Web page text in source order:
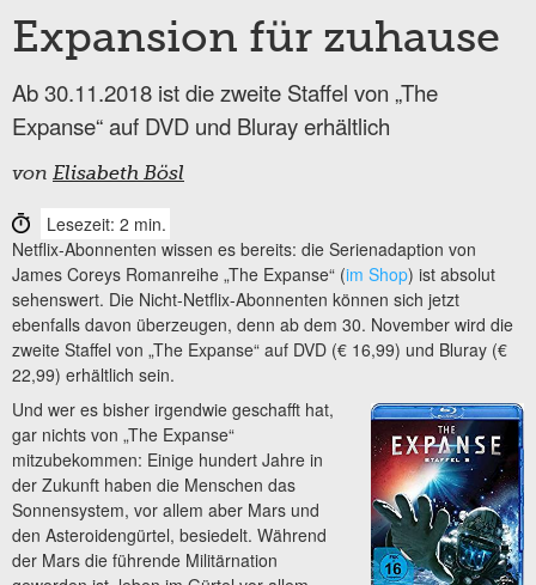
Expansion für zuhause
Ab 30.11.2018 ist die zweite Staffel von „The
Expanse“ auf DVD und Bluray erhältlich
von Elisabeth Bösl
Lesezeit: 2 min.
Netflix-Abonnenten wissen es bereits: die Serienadaption von
James Coreys Romanreihe „The Expanse“ (im Shop) ist absolut
sehenswert. Die Nicht-Netflix-Abonnenten können sich jetzt
ebenfalls davon überzeugen, denn ab dem 30. November wird die
zweite Staffel von „The Expanse“ auf DVD (€ 16,99) und Bluray (€
22,99) erhältlich sein.
Und wer es bisher irgendwie geschafft hat,
gar nichts von „The Expanse“
mitzubekommen: Einige hundert Jahre in
der Zukunft haben die Menschen das
Sonnensystem, vor allem aber Mars und
den Asteroidengürtel, besiedelt. Während
der Mars die führende Militärnation